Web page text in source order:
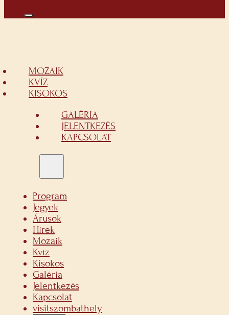
MOZAIK
KVÍZ
KISOKOS
GALÉRIA
JELENTKEZÉS
KAPCSOLAT
Program
Jegyek
Árusok
Hírek
Mozaik
Kvíz
Kisokos
Galéria
Jelentkezés
Kapcsolat
visitszombathely